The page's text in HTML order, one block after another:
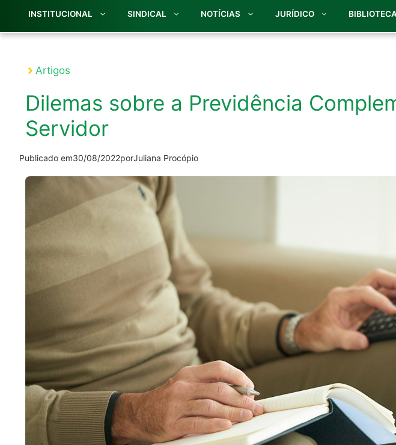
INSTITUCIONAL SINDICAL NOTÍCIAS JURÍDICO
Artigos
Dilemas sobre a Previdência
Servidor
Publicado em30/08/2022porJuliana Procópio